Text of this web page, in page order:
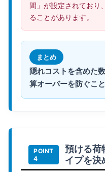
間」が設定されており
ることがあります。
まとめ
隠れコストを含めた
算オーバーを防ぐこ
預ける荷
イプを決